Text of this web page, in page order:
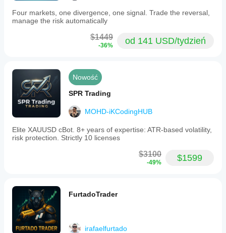
Four markets, one divergence, one signal. Trade the reversal,
manage the risk automatically
$1449
-36% od 141 USD/tydzień
Nowość
SPR Trading
MOHD-iKCodingHUB
Elite XAUUSD cBot. 8+ years of expertise: ATR-based volatility,
risk protection. Strictly 10 licenses
$3100
-49% $1599
FurtadoTrader
irafaelfurtado